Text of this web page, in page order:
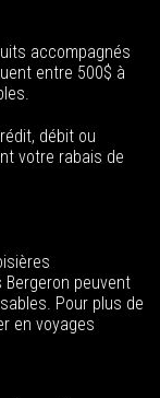
accompagnés
entre 500$ à
débit ou
votre rabais de
peuvent
Pour plus de
en voyages